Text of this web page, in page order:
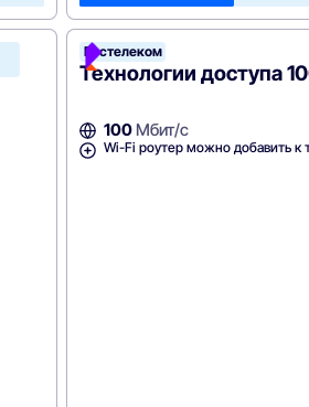
Зеленая
точка
Ростелеком
Технологии доступа
100 Мбит/с
Wi-Fi роутер можно добавить к